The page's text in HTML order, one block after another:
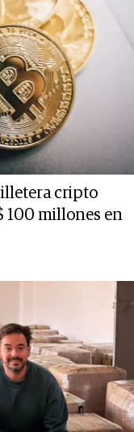
cripto
100 millones en